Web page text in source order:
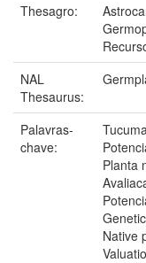
Thesagro:
NAL
Thesaurus:
Palavras-
chave:
Tucuma
Planta
Native